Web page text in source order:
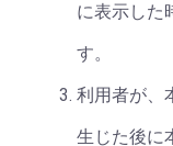
に表示した
す。
利用者が、
生じた後に